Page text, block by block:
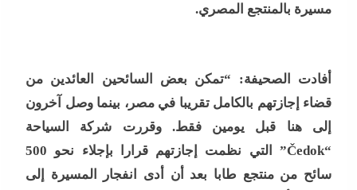
مسيرة بالمنتجع المصري.
أفادت الصحيفة: “تمكن بعض السائحين العائدين من
قضاء إجازتهم بالكامل تقريبا في مصر، بينما وصل آخرون
إلى هنا قبل يومين فقط. وقررت شركة السياحة
“Čedok” التي نظمت إجازتهم قرارا بإجلاء نحو 500
سائح من منتجع طابا بعد أن أدى انفجار المسيرة إلى